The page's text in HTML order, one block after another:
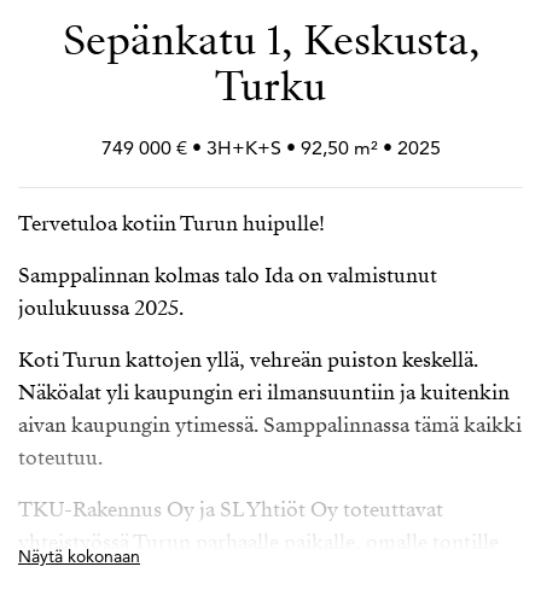
Sepänkatu 1, Keskusta,
Turku
749 000 € • 3H+K+S • 92,50 m² • 2025
Tervetuloa kotiin Turun huipulle!
Samppalinnan kolmas talo Ida on valmistunut
joulukuussa 2025.
Koti Turun kattojen yllä, vehreän puiston keskellä.
Näköalat yli kaupungin eri ilmansuuntiin ja kuitenkin
aivan kaupungin ytimessä. Samppalinnassa tämä kaikki
toteutuu.
TKU-Rakennus Oy ja SL Yhtiöt Oy toteuttavat
yhteistyössä Turun parhaalle paikalle, omalle tontille
Samppalinnan kukkulan päälle ainutlaatuisen,
Näytä kokonaan